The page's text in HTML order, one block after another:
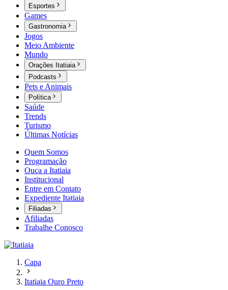
Esportes
Games
Gastronomia
Jogos
Meio Ambiente
Mundo
Orações Itatiaia
Podcasts
Pets e Animais
Política
Saúde
Trends
Turismo
Últimas Notícias
Quem Somos
Programação
Ouça a Itatiaia
Institucional
Entre em Contato
Expediente Itatiaia
Filiadas
Afiliadas
Trabalhe Conosco
Capa
Itatiaia Ouro Preto